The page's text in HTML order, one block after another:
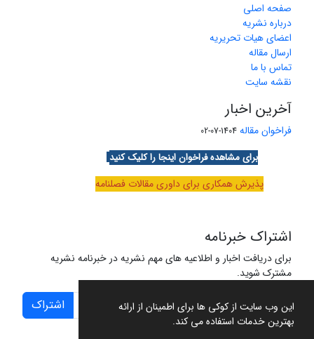
این وب سایت از کوکی ها برای اطمینان از ارائه
بهترین خدمات استفاده می کند.
صفحه اصلی
درباره نشریه
اعضای هیات تحریریه
ارسال مقاله
تماس با ما
نقشه سایت
آخرین اخبار
فراخوان مقاله 1404-07-02
برای مشاهده فراخوان اینجا را کلیک کنید
پذیرش همکاری برای داوری مقالات فصلنامه
اشتراک خبرنامه
برای دریافت اخبار و اطلاعیه های مهم نشریه در خبرنامه نشریه
مشترک شوید.
اشتراک